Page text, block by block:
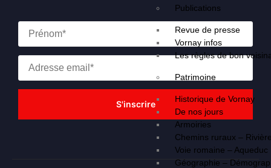
Publications
Revue de presse
Vornay infos
Les règles de bon
Patrimoine
Historique de Vornay
De nos jours
Armoiries
Chemins ruraux –
Voie romaine – Aqueduc
Géographie –